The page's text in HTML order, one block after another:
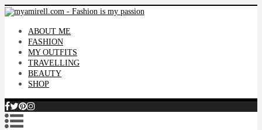
ABOUT ME
FASHION
MY OUTFITS
TRAVELLING
BEAUTY
SHOP